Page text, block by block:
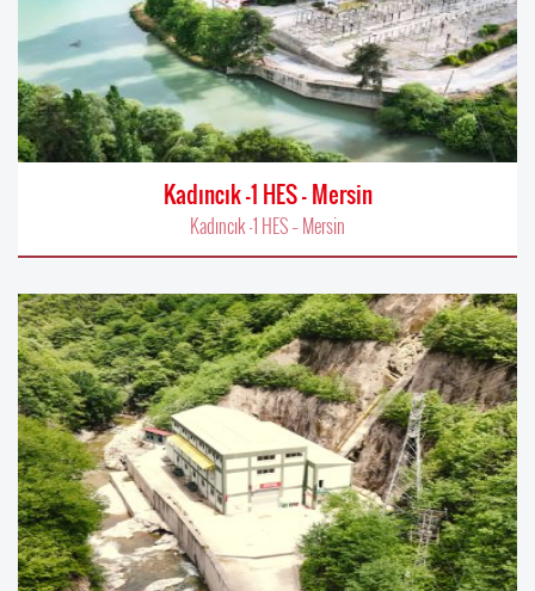
Kadıncık -1 HES – Mersin
Kadıncık -1 HES – Mersin